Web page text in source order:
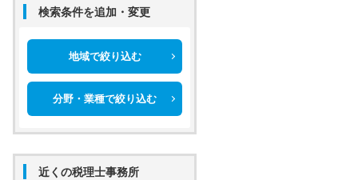
検索条件を追加・変更
地域で絞り込む
分野・業種で絞り込む
近くの税理士事務所